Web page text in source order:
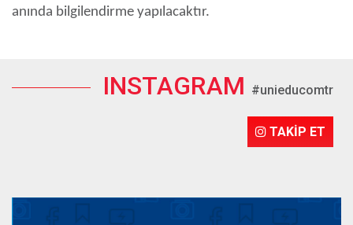
anında bilgilendirme yapılacaktır.
INSTAGRAM #unieducomtr
TAKİP ET